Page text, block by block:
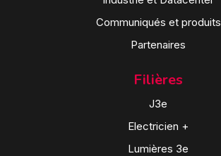
Communiqués et produits
Partenaires
Filières
J3e
Electricien +
Lumières 3e